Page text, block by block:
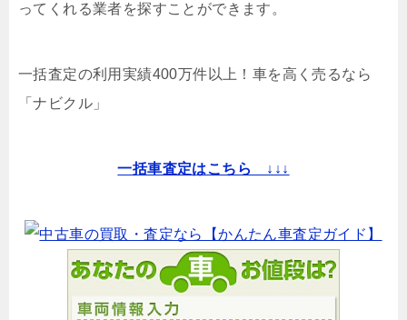
ってくれる業者を探すことができます。
一括査定の利用実績400万件以上！ 車を高く売るなら
「ナビクル」
一括車査定はこちら ↓↓↓